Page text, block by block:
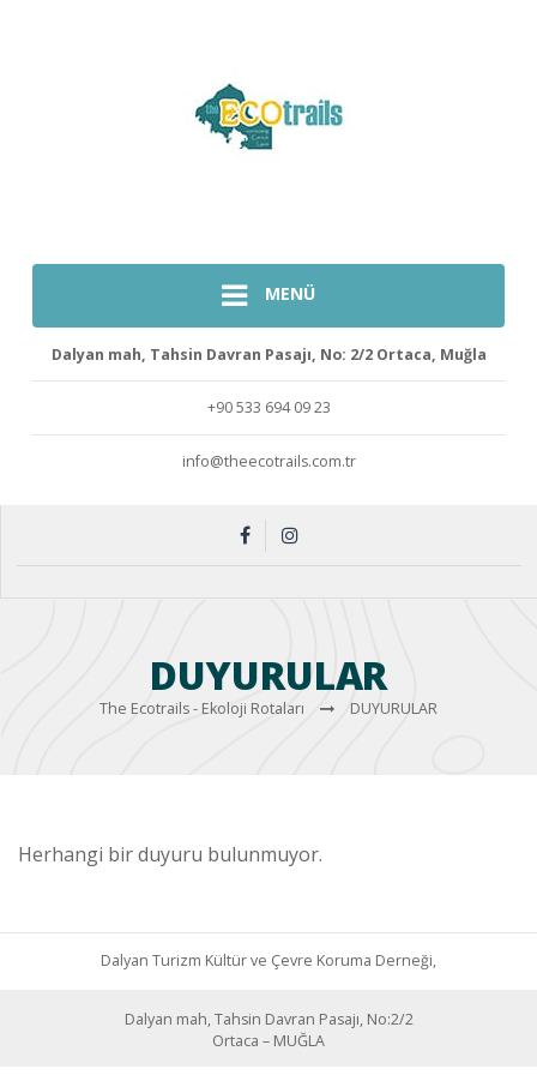
MENÜ
Dalyan mah, Tahsin Davran Pasajı, No: 2/2 Ortaca, Muğla
+90 533 694 09 23
info@theecotrails.com.tr
DUYURULAR
The Ecotrails - Ekoloji Rotaları DUYURULAR
Herhangi bir duyuru bulunmuyor.
Dalyan Turizm Kültür ve Çevre Koruma Derneği,
Dalyan mah, Tahsin Davran Pasajı, No:2/2
Ortaca – MUĞLA